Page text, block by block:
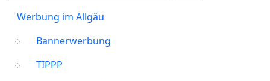
Werbung im Allgäu
Bannerwerbung
TIPPP